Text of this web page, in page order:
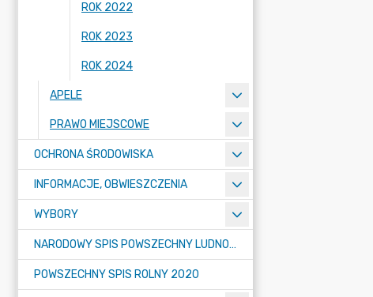
ROK 2022
ROK 2023
ROK 2024
APELE
PRAWO MIEJSCOWE
OCHRONA ŚRODOWISKA
INFORMACJE, OBWIESZCZENIA
WYBORY
NARODOWY SPIS POWSZECHNY LUDNOŚCI I MIESZKAŃ W 2021
POWSZECHNY SPIS ROLNY 2020